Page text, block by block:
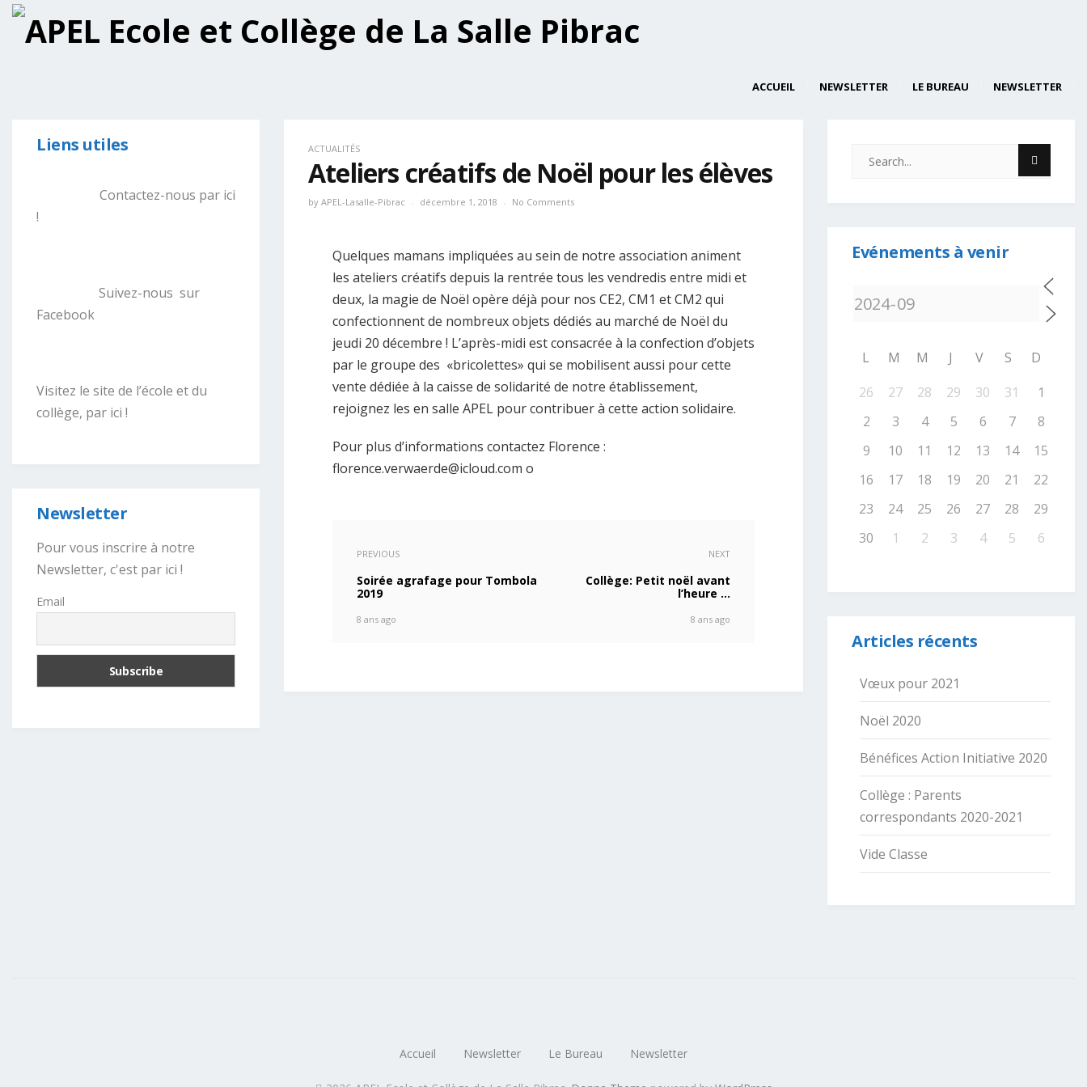
ACCUEIL NEWSLETTER LE BUREAU NEWSLETTER
Liens utiles
Contactez-nous par ici
!
Suivez-nous sur
Facebook
Visitez le site de l’école et du
collège, par ici !
Newsletter
Pour vous inscrire à notre
Newsletter, c'est par ici !
Email
ACTUALITÉS
Ateliers créatifs de Noël pour les élèves
by APEL-Lasalle-Pibrac décembre 1, 2018 No Comments
Quelques mamans impliquées au sein de notre association animent
les ateliers créatifs depuis la rentrée tous les vendredis entre midi et
deux, la magie de Noël opère déjà pour nos CE2, CM1 et CM2 qui
confectionnent de nombreux objets dédiés au marché de Noël du
jeudi 20 décembre ! L’après-midi est consacrée à la confection d’objets
par le groupe des «bricolettes» qui se mobilisent aussi pour cette
vente dédiée à la caisse de solidarité de notre établissement,
rejoignez les en salle APEL pour contribuer à cette action solidaire.
Pour plus d’informations contactez Florence :
florence.verwaerde@icloud.com o
PREVIOUS
Soirée agrafage pour Tombola
2019
8 ans ago
NEXT
Collège: Petit noël avant
l’heure …
8 ans ago
Evénements à venir
L M M J V S
D
26
27 28 29 30 31
1
2
3 4 5 6 7
8
9
10 11 12 13 14
15
16
17 18 19 20 21
22
23
24 25 26 27 28
29
30
1 2 3 4 5 6
Articles récents
Vœux pour 2021
Noël 2020
Bénéfices Action Initiative 2020
Collège : Parents
correspondants 2020-2021
Vide Classe
Accueil Newsletter Le Bureau Newsletter